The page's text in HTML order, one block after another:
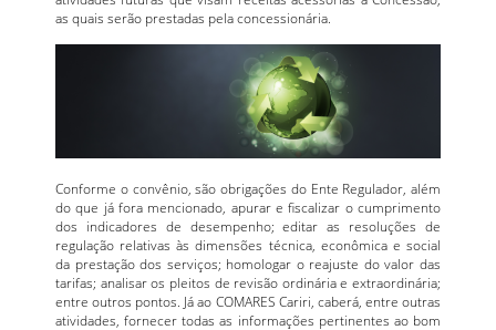
as quais serão prestadas pela concessionária.
Conforme o convênio, são obrigações do Ente Regulador, além
do que já fora mencionado, apurar e fiscalizar o cumprimento
dos indicadores de desempenho; editar as resoluções de
regulação relativas às dimensões técnica, econômica e social
da prestação dos serviços; homologar o reajuste do valor das
tarifas; analisar os pleitos de revisão ordinária e extraordinária;
entre outros pontos. Já ao COMARES Cariri, caberá, entre outras
atividades, fornecer todas as informações pertinentes ao bom